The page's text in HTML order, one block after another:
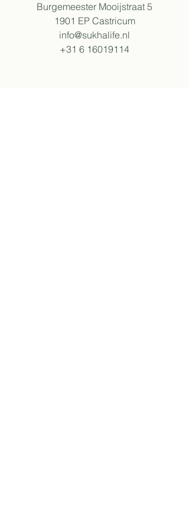
Burgemeester Mooijstraat 5
1901 EP Castricum​
info@sukhalife.nl
+31 6 16019114